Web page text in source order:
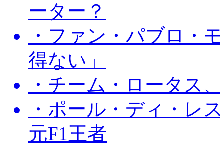
ーター？
・ファン・パブロ・
得ない」
・チーム・ロータス
・ポール・ディ・レ
元F1王者